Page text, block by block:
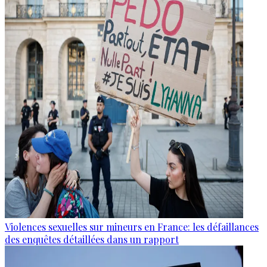
Violences sexuelles sur mineurs en France: les défaillances
des enquêtes détaillées dans un rapport